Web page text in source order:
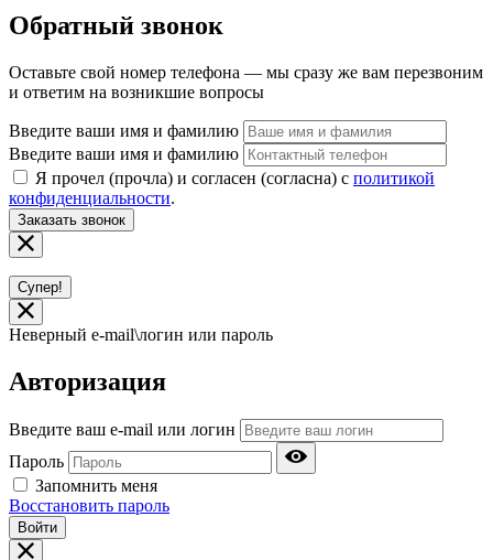
Обратный звонок
Оставьте свой номер телефона — мы сразу же вам перезвоним
и ответим на возникшие вопросы
Введите ваши имя и фамилию
Введите ваши имя и фамилию
Я прочел (прочла) и согласен (согласна) с политикой
конфиденциальности.
Заказать звонок
Супер!
Неверный e-mail\логин или пароль
Авторизация
Введите ваш e-mail или логин
Пароль
Запомнить меня
Восстановить пароль
Войти